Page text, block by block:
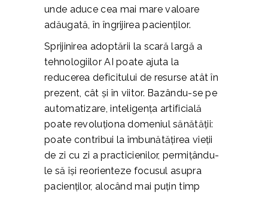
unde aduce cea mai mare valoare
adăugată, în îngrijirea pacienților.
Sprijinirea adoptării la scară largă a
tehnologiilor AI poate ajuta la
reducerea deficitului de resurse atât în
prezent, cât și în viitor. Bazându-se pe
automatizare, inteligența artificială
poate revoluționa domeniul sănătății:
poate contribui la îmbunătățirea vieții
de zi cu zi a practicienilor, permițându-
le să își reorienteze focusul asupra
pacienților, alocând mai puțin timp